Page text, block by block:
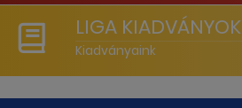
LIGA KIADVÁNYOK
Kiadványaink